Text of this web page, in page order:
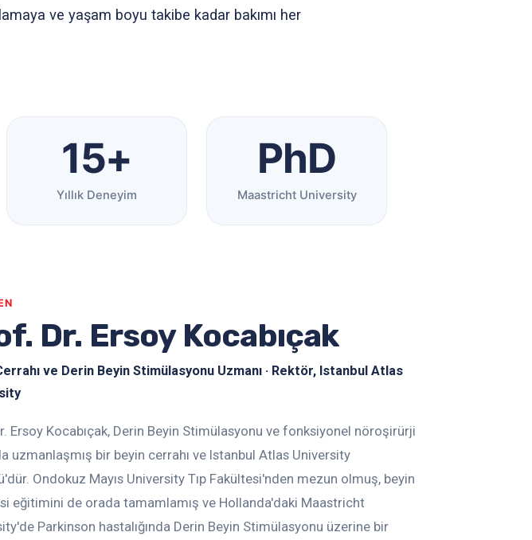
ve yaşam boyu takibe kadar bakımı her
15+
Yıllık Deneyim
PhD
Maastricht University
Dr. Ersoy Kocabıçak
ve Derin Beyin Stimülasyonu Uzmanı · Rektör, Istanbul Atlas
Ersoy Kocabıçak, Derin Beyin Stimülasyonu ve fonksiyonel nöroşirürji
uzmanlaşmış bir beyin cerrahı ve Istanbul Atlas University
Ondokuz Mayıs University Tıp Fakültesi'nden mezun olmuş, beyin
eğitimini de orada tamamlamış ve Hollanda'daki Maastricht
Parkinson hastalığında Derin Beyin Stimülasyonu üzerine bir